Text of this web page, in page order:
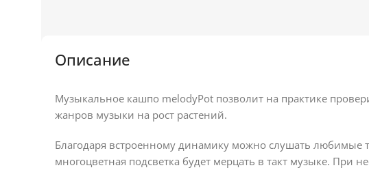
Описание
Музыкальное кашпо melodyPot позволит на практике
жанров музыки на рост растений.
Благодаря встроенному динамику можно слушать любимые
многоцветная подсветка будет мерцать в такт музыке. При